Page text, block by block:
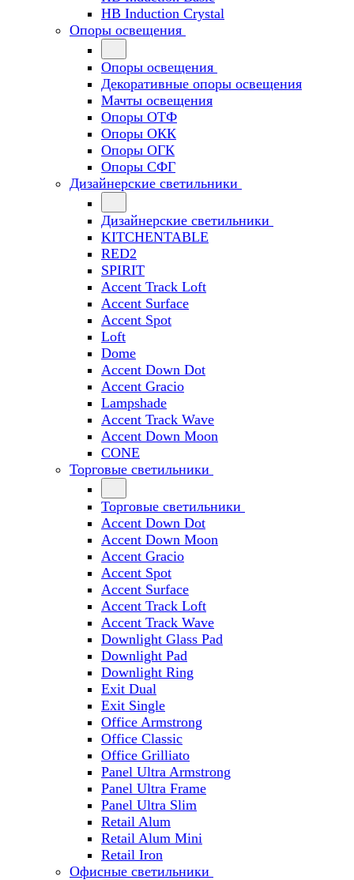
HB Induction Crystal
Опоры освещения
Опоры освещения
Декоративные опоры освещения
Мачты освещения
Опоры ОТФ
Опоры ОКК
Опоры ОГК
Опоры СФГ
Дизайнерские светильники
Дизайнерские светильники
KITCHENTABLE
RED2
SPIRIT
Accent Track Loft
Accent Surface
Accent Spot
Loft
Dome
Accent Down Dot
Accent Gracio
Lampshade
Accent Track Wave
Accent Down Moon
CONE
Торговые светильники
Торговые светильники
Accent Down Dot
Accent Down Moon
Accent Gracio
Accent Spot
Accent Surface
Accent Track Loft
Accent Track Wave
Downlight Glass Pad
Downlight Pad
Downlight Ring
Exit Dual
Exit Single
Office Armstrong
Office Classic
Office Grilliato
Panel Ultra Armstrong
Panel Ultra Frame
Panel Ultra Slim
Retail Alum
Retail Alum Mini
Retail Iron
Офисные светильники